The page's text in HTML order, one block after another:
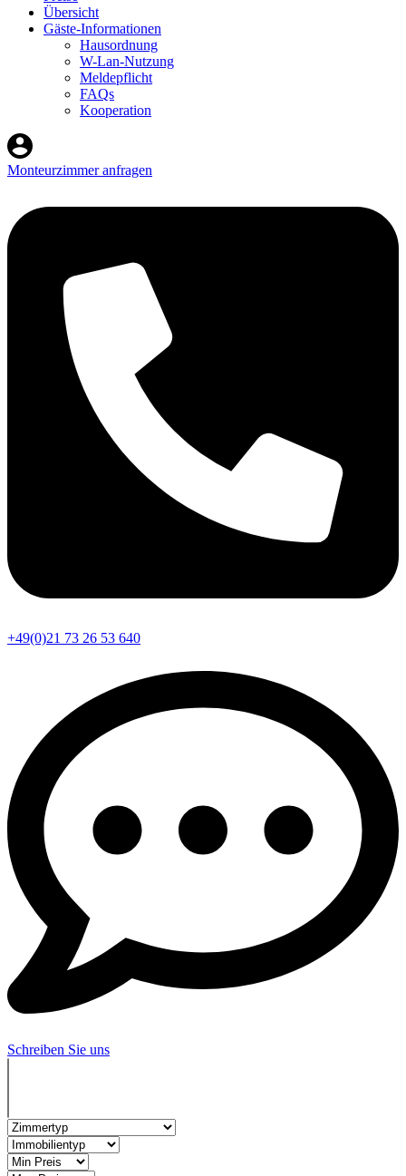
Übersicht
Gäste-Informationen
Hausordnung
W-Lan-Nutzung
Meldepflicht
FAQs
Kooperation
Monteurzimmer anfragen
+49(0)21 73 26 53 640
Schreiben Sie uns